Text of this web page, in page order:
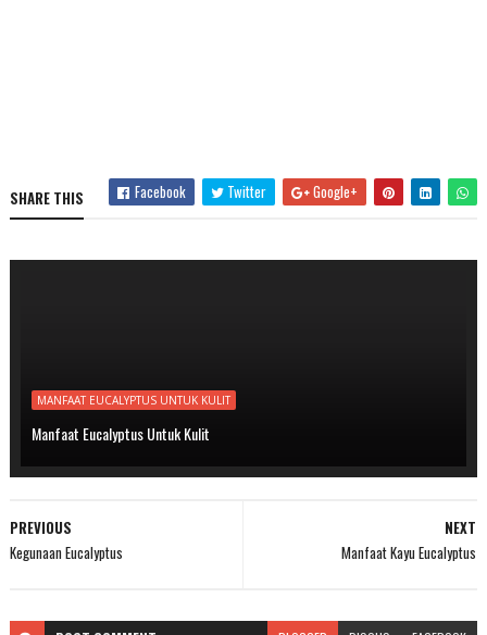
SHARE THIS Facebook Twitter Google+
MANFAAT EUCALYPTUS UNTUK KULIT
Manfaat Eucalyptus Untuk Kulit
NEXT
Manfaat Kayu Eucalyptus
PREVIOUS
Kegunaan Eucalyptus